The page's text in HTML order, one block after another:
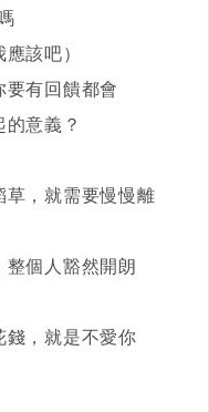
該吧）
要有回饋都會
意義？
草，就需要慢慢離
個人豁然開朗
錢，就是不愛你